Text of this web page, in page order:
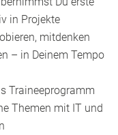
in Projekte
mitdenken
– in Deinem Tempo
Traineeprogramm
Themen mit IT und